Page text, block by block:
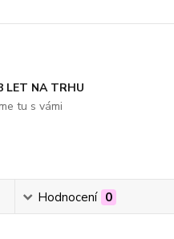
LET NA TRHU
tu s vámi
Hodnocení 0